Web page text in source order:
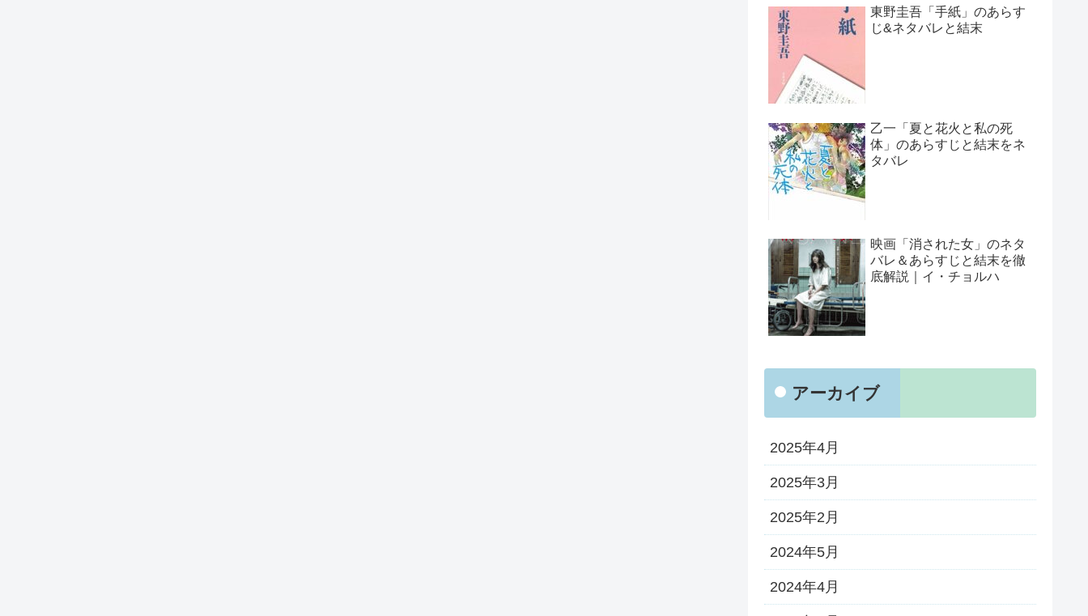
東野圭吾「手紙」のあらす
じ&ネタバレと結末
乙一「夏と花火と私の死
体」のあらすじと結末をネ
タバレ
映画「消された女」のネタ
バレ＆あらすじと結末を徹
底解説｜イ・チョルハ
アーカイブ
2025年4月
2025年3月
2025年2月
2024年5月
2024年4月